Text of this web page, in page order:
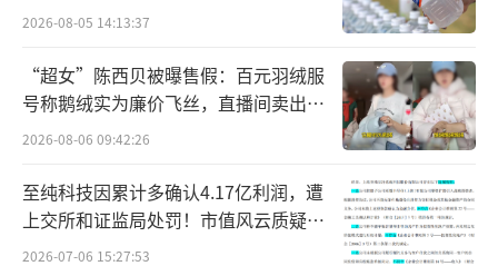
2026-08-05 14:13:37
“超女”陈西贝被曝售假：百元羽绒服
号称鹅绒实为廉价飞丝，直播间卖出超
百万元
2026-08-06 09:42:26
至纯科技因累计多确认4.17亿利润，遭
上交所和证监局处罚！市值风云质疑其
财务问题，遭巨额索赔！
2026-07-06 15:27:53